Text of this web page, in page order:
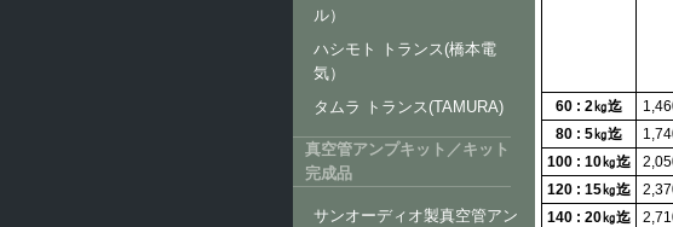
60 : 2㎏迄
80 : 5㎏迄
100 : 10㎏迄
120 : 15㎏迄
140 : 20㎏迄
ル）
ハシモト トランス(橋本電
気）
タムラ トランス(TAMURA)
真空管アンプキット／キット
完成品
サンオーディオ製真空管アン